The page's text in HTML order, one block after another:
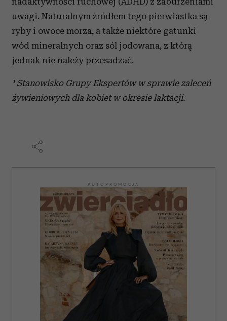
i reklam, aby oferować funkcje społecznościowe i
analizować ruch w naszej witrynie. Informacje o tym, jak
korzystasz z naszej witryny, udostępniamy partnerom
społecznościowym, reklamowym i analitycznym.
Partnerzy mogą połączyć te informacje z innymi danymi
otrzymanymi od Ciebie lub uzyskanymi podczas
uwagi. Naturalnym źródłem tego pierwiastka są
ryby i owoce morza, a także niektóre gatunki
wód mineralnych oraz sól jodowana, z którą
jednak nie należy przesadzać.
¹ Stanowisko Grupy Ekspertów w sprawie zaleceń
żywieniowych dla kobiet w okresie laktacji.
AUTOPROMOCJA